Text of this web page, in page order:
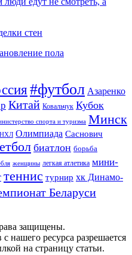
стен
пола
#футбол Азаренко
Китай Ковальчук Кубок
спорта и туризма Минск
НХЛ Олимпиада Саснович
биатлон борьба
женщины легкая атлетика мини-
теннис турнир хк Динамо-
Беларуси
защищены.
нашего ресурса разрешается
на страницу статьи.